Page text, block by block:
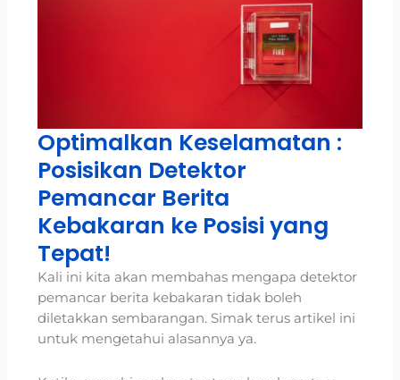
Optimalkan Keselamatan :
Posisikan Detektor
Pemancar Berita
Kebakaran ke Posisi yang
Tepat!
Kali ini kita akan membahas mengapa detektor
pemancar berita kebakaran tidak boleh
diletakkan sembarangan. Simak terus artikel ini
untuk mengetahui alasannya ya.